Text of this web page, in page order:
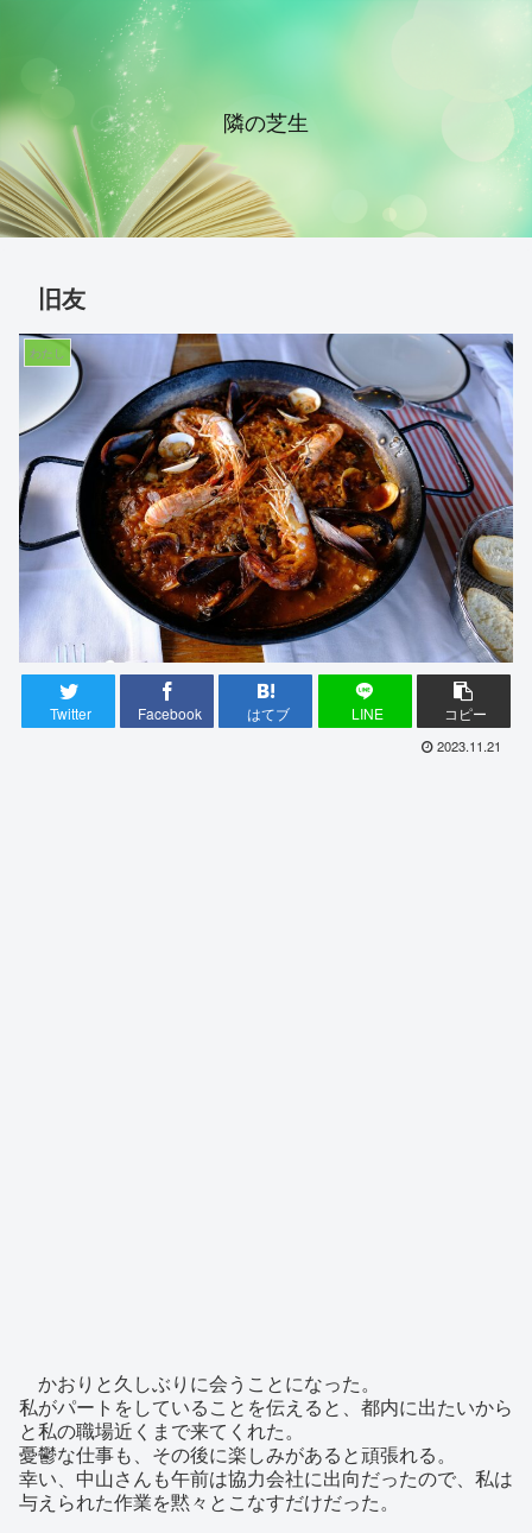
隣の芝生
旧友
わたし
Twitter Facebook はてブ LINE コピー
2023.11.21
かおりと久しぶりに会うことになった。
私がパートをしていることを伝えると、都内に出たいから
と私の職場近くまで来てくれた。
憂鬱な仕事も、その後に楽しみがあると頑張れる。
幸い、中山さんも午前は協力会社に出向だったので、私は
与えられた作業を黙々とこなすだけだった。